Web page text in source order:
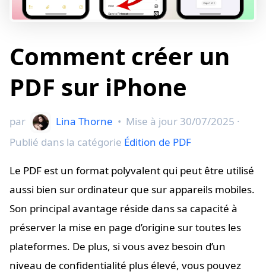
Comment créer un
PDF sur iPhone
par Lina Thorne • Mise à jour 30/07/2025 ·
Publié dans la catégorie Édition de PDF
Le PDF est un format polyvalent qui peut être utilisé
aussi bien sur ordinateur que sur appareils mobiles.
Son principal avantage réside dans sa capacité à
préserver la mise en page d’origine sur toutes les
plateformes. De plus, si vous avez besoin d’un
niveau de confidentialité plus élevé, vous pouvez